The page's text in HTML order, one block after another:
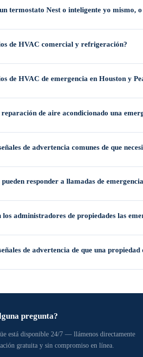
excelente eficiencia durante todo el año —
termostato Nest o inteligente yo mismo,
por cuenta propia con frecuencia provoca
de HVAC comercial y refrigeración?
que el equipo crítico funcione
de HVAC de emergencia en Houston y
reparación de aire acondicionado una
de advertencia comunes de que
durante el verano.
responder a llamadas de
administradores de propiedades las
y protegen su inversión de tiempos
de advertencia de que una
pregunta?
está disponible 24/7 — llámenos directamente
gratuita y sin compromiso en línea.